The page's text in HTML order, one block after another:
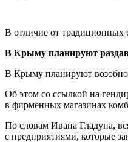
В отличие от традиционных
В Крыму планируют
В Крыму планируют
Об этом со ссылкой на
в фирменных магазинах
По словам Ивана Гладуна,
с предприятиями, которые